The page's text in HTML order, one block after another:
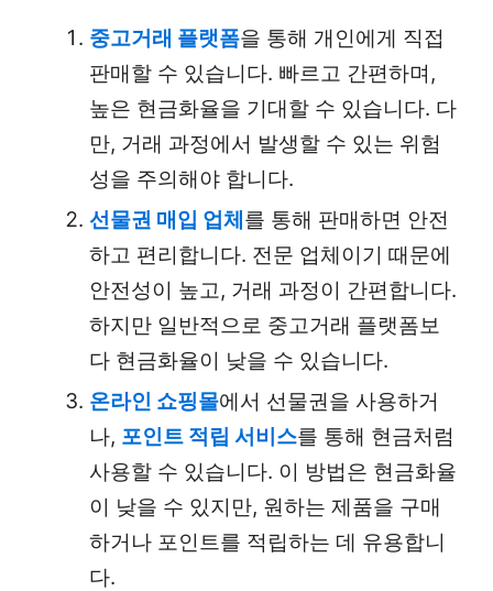
중고거래 플랫폼을 통해 개인에게 직접
판매할 수 있습니다. 빠르고 간편하며,
높은 현금화율을 기대할 수 있습니다. 다
만, 거래 과정에서 발생할 수 있는 위험
성을 주의해야 합니다.
선물권 매입 업체를 통해 판매하면 안전
하고 편리합니다. 전문 업체이기 때문에
안전성이 높고, 거래 과정이 간편합니다.
하지만 일반적으로 중고거래 플랫폼보
다 현금화율이 낮을 수 있습니다.
온라인 쇼핑몰에서 선물권을 사용하거
나, 포인트 적립 서비스를 통해 현금처럼
사용할 수 있습니다. 이 방법은 현금화율
이 낮을 수 있지만, 원하는 제품을 구매
하거나 포인트를 적립하는 데 유용합니
다.